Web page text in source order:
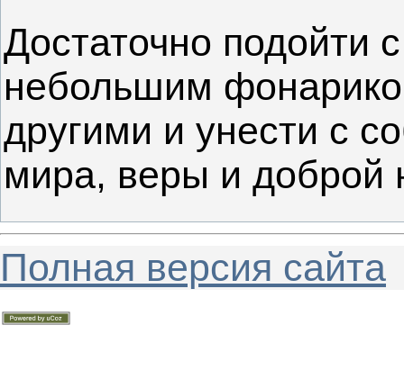
Достаточно подойти
небольшим
другими и унести с
мира, веры и доброй
Полная версия сайта